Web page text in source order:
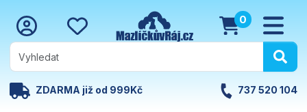
0
ZDARMA již od 999Kč 737 520 104